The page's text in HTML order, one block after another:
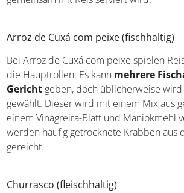
Arroz de Cuxá com peixe (fischhaltig)
Bei Arroz de Cuxá com peixe spielen
erneut die Hauptrollen. Es kann
für das Gericht geben, doch
Seehecht gewählt. Dieser wird mit
geröstetem Sesam, einem Vinagreira-
Maniokmehl verzehrt. Dazu werden
Krabben aus dem Meer gereicht.
Churrasco (fleischhaltig)